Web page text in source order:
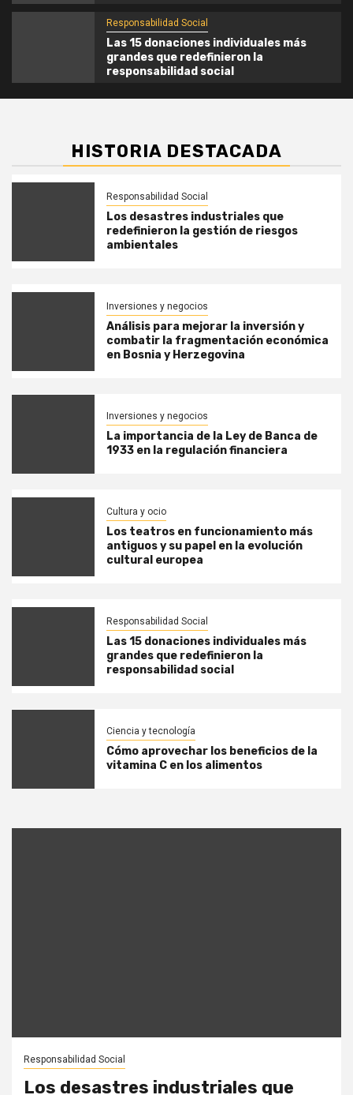
Responsabilidad Social
Las 15 donaciones individuales más
grandes que redefinieron la
responsabilidad social
HISTORIA DESTACADA
Responsabilidad Social
Los desastres industriales que
redefinieron la gestión de riesgos
ambientales
Inversiones y negocios
Análisis para mejorar la inversión y
combatir la fragmentación económica
en Bosnia y Herzegovina
Inversiones y negocios
La importancia de la Ley de Banca de
1933 en la regulación financiera
Cultura y ocio
Los teatros en funcionamiento más
antiguos y su papel en la evolución
cultural europea
Responsabilidad Social
Las 15 donaciones individuales más
grandes que redefinieron la
responsabilidad social
Ciencia y tecnología
Cómo aprovechar los beneficios de la
vitamina C en los alimentos
Responsabilidad Social
Los desastres industriales que